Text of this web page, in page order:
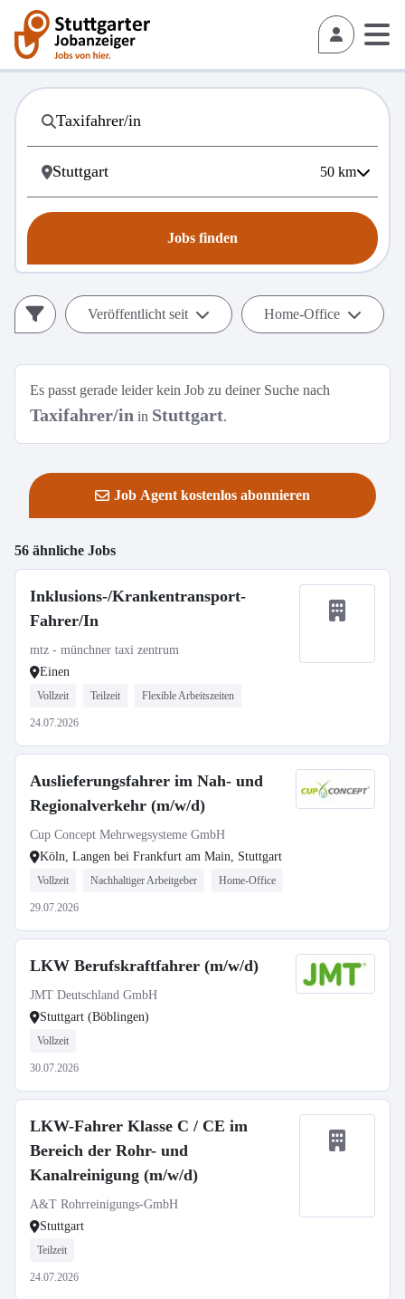
50 km
Jobs finden
Veröffentlicht seit Home-Office
Es passt gerade leider kein Job zu deiner Suche nach
Taxifahrer/in in Stuttgart.
Job Agent kostenlos abonnieren
56 ähnliche Jobs
Inklusions-/Krankentransport-
Fahrer/In
mtz - münchner taxi zentrum
Einen
Vollzeit Teilzeit Flexible Arbeitszeiten
24.07.2026
Auslieferungsfahrer im Nah- und
Regionalverkehr (m/w/d)
Cup Concept Mehrwegsysteme GmbH
Köln, Langen bei Frankfurt am Main, Stuttgart
Vollzeit Nachhaltiger Arbeitgeber Home-Office
29.07.2026
LKW Berufskraftfahrer (m/w/d)
JMT Deutschland GmbH
Stuttgart (Böblingen)
Vollzeit
30.07.2026
LKW-Fahrer Klasse C / CE im
Bereich der Rohr- und
Kanalreinigung (m/w/d)
A&T Rohrreinigungs-GmbH
Stuttgart
Teilzeit
24.07.2026